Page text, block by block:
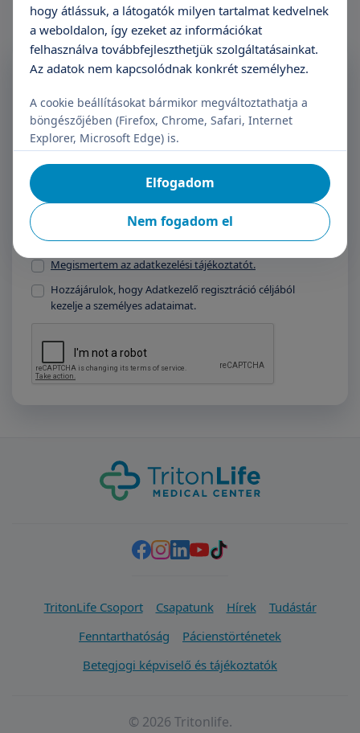
Feliratkozás a Triton
Hírlevélre
Név
E-mail cím
Feliratkozás
Megismertem az adatkezelési tájékoztatót.
Hozzájárulok, hogy Adatkezelő regisztráció céljából
kezelje a személyes adataimat.
TritonLife Csoport Csapatunk Hírek
Tudástár
Fenntarthatóság
Pácienstörténetek
Betegjogi képviselő és tájékoztatók
© 2026 Tritonlife.
hogy átlássuk, a látogatók milyen tartalmat kedvelnek
a weboldalon, így ezeket az információkat
felhasználva továbbfejleszthetjük szolgáltatásainkat.
Az adatok nem kapcsolódnak konkrét személyhez.
A cookie beállításokat bármikor megváltoztathatja a
böngészőjében (Firefox, Chrome, Safari, Internet
Explorer, Microsoft Edge) is.
Nem fogadom el
Elfogadom